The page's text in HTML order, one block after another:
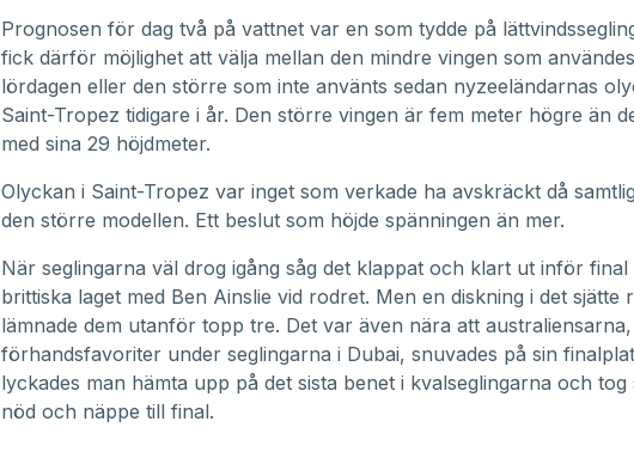
Prognosen för dag två på vattnet var en som tydde på
fick därför möjlighet att välja mellan den mindre vingen som
lördagen eller den större som inte använts sedan nyzeeländarnas
Saint-Tropez tidigare i år. Den större vingen är fem meter högre än
med sina 29 höjdmeter.
Olyckan i Saint-Tropez var inget som verkade ha avskräckt då
den större modellen. Ett beslut som höjde spänningen än mer.
När seglingarna väl drog igång såg det klappat och klart ut inför
brittiska laget med Ben Ainslie vid rodret. Men en diskning i det sjätte
lämnade dem utanför topp tre. Det var även nära att australiensarna,
förhandsfavoriter under seglingarna i Dubai, snuvades på sin
lyckades man hämta upp på det sista benet i kvalseglingarna och tog
nöd och näppe till final.